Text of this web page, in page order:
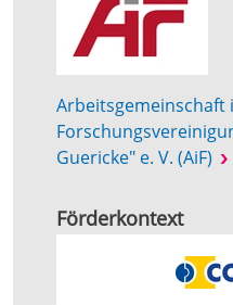
Guericke" e. V. (AiF)
Förderkontext